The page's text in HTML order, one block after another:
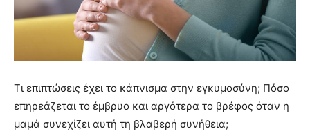
Τι επιπτώσεις έχει το κάπνισμα στην εγκυμοσύνη; Πόσο
επηρεάζεται το έμβρυο και αργότερα το βρέφος όταν η
μαμά συνεχίζει αυτή τη βλαβερή συνήθεια;